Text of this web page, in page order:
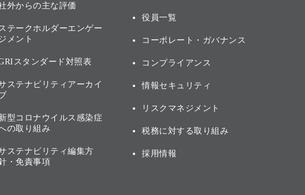
外からの主な評価
テークホルダーエンゲー
メント
スタンダード対照表
ステナビリティアーカイ
型コロナウイルス感染症
の取り組み
ステナビリティ編集方
・免責事項
役員一覧
コーポレート・ガバナンス
コンプライアンス
情報セキュリティ
リスクマネジメント
税務に対する取り組み
採用情報